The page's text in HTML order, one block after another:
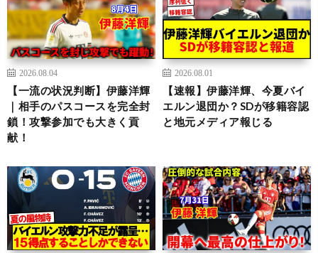
2026.08.04
【一流の状況判断】伊藤洋輝
｜相手のパスコースを完全封
鎖！攻撃参加でも大きく貢
献！
2026.08.01
【速報】伊藤洋輝、今夏バイ
エルン退団か？SDが移籍容認
と地元メディア報じる